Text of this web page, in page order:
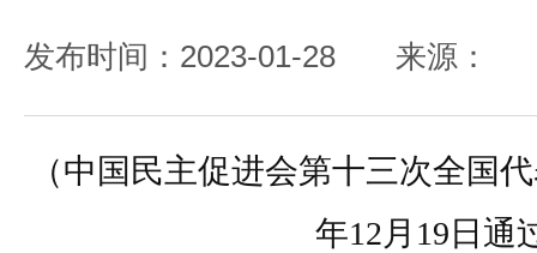
发布时间：2023-01-28 来源：
（中国民主促进会第十三次全国
年12月19日通